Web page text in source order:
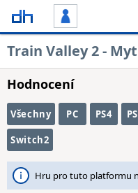
Train Valley 2 -
Hodnocení
Všechny PC PS4
Switch2
Hru pro tuto platformu